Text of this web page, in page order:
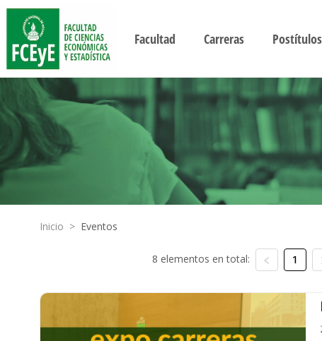
Facultad Carreras Postítulos
Inicio > Eventos
8 elementos en total: 1